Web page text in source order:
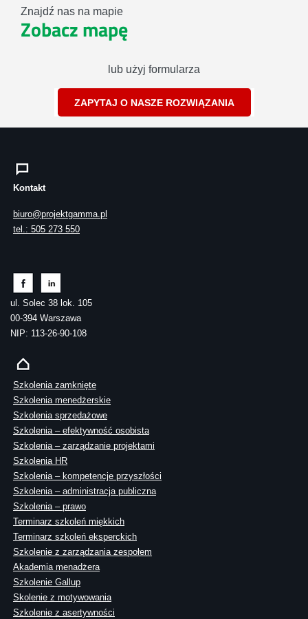
Znajdź nas na mapie
Zobacz mapę
lub użyj formularza
ZAPYTAJ O NASZE ROZWIĄZANIA
Kontakt
biuro@projektgamma.pl
tel.: 505 273 550
ul. Solec 38 lok. 105
00-394 Warszawa
NIP: 113-26-90-108
Szkolenia zamknięte
Szkolenia menedżerskie
Szkolenia sprzedażowe
Szkolenia – efektywność osobista
Szkolenia – zarządzanie projektami
Szkolenia HR
Szkolenia – kompetencje przyszłości
Szkolenia – administracja publiczna
Szkolenia – prawo
Terminarz szkoleń miękkich
Terminarz szkoleń eksperckich
Szkolenie z zarządzania zespołem
Akademia menadżera
Szkolenie Gallup
Skolenie z motywowania
Szkolenie z asertywności